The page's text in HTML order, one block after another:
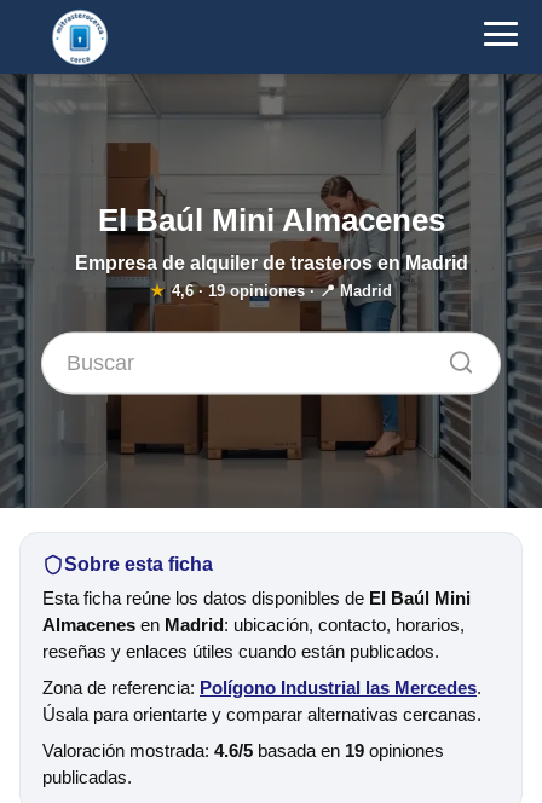
El Baúl Mini Almacenes
Empresa de alquiler de trasteros en Madrid
★ 4,6·19opiniones · 📍 Madrid
Sobre esta ficha
Esta ficha reúne los datos disponibles de El Baúl Mini
Almacenes en Madrid: ubicación, contacto, horarios,
reseñas y enlaces útiles cuando están publicados.
Zona de referencia: Polígono Industrial las Mercedes.
Úsala para orientarte y comparar alternativas cercanas.
Valoración mostrada: 4.6/5 basada en 19 opiniones
publicadas.